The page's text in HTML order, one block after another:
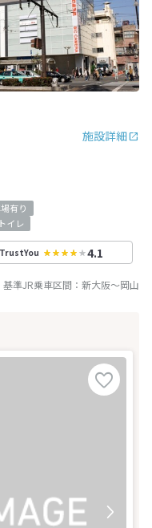
施設詳細
有り
イレ
TrustYou 4.1
基準JR乗車区間： 新大阪～岡山